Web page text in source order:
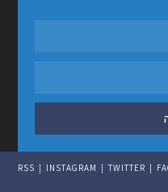
TWITTER
INSTAGRAM
RSS